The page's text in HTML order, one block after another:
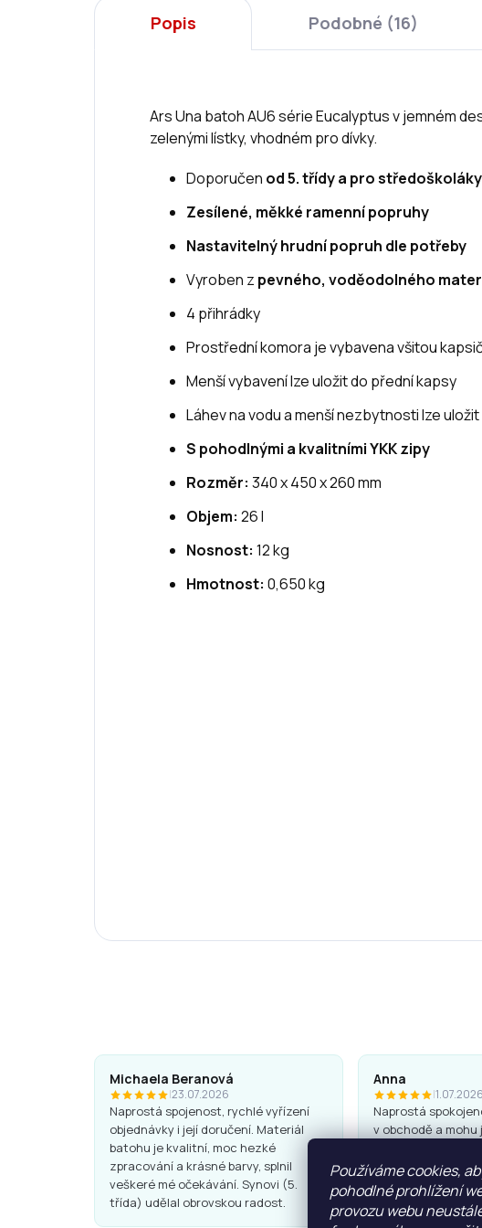
Používáme cookies,
pohodlné prohlížení
provozu webu
Popis Podobné (16)
Ars Una batoh AU6 série Eucalyptus v jemném
zelenými lístky, vhodném pro dívky.
Doporučen od 5. třídy a pro středoškoláky
Zesílené, měkké ramenní popruhy
Nastavitelný hrudní popruh dle potřeby
Vyroben z pevného, voděodolného
4 přihrádky
Prostřední komora je vybavena všitou
Menší vybavení lze uložit do přední kapsy
Láhev na vodu a menší nezbytnosti lze uložit
S pohodlnými a kvalitními YKK zipy
Rozměr: 340 x 450 x 260 mm
Objem: 26 l
Nosnost: 12 kg
Hmotnost: 0,650 kg
Michaela Beranová
|23.07.2026
Naprostá spojenost, rychlé vyřízení
objednávky i její doručení. Materiál
batohu je kvalitní, moc hezké
zpracování a krásné barvy, splnil
veškeré mé očekávání. Synovi (5.
třída) udělal obrovskou radost.
Anna
|1.07.2026
Naprostá
v obchodě a mohu
super.